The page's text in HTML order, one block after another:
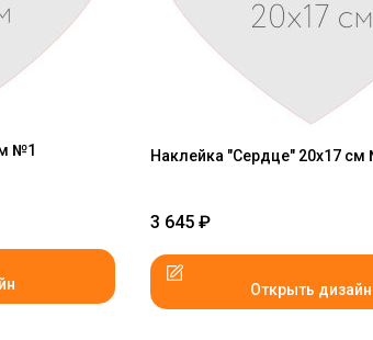
№1 Наклейка "Сердце" 20x17 см
3 645 ₽
Открыть дизайн